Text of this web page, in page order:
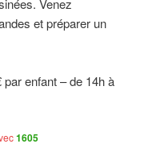
Venez
et préparer un
enfant – de 14h à
1605